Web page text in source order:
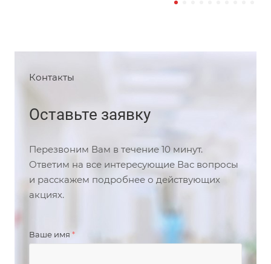
Контакты
Оставьте заявку
Перезвоним Вам в течение 10 минут.
Ответим на все интересующие Вас вопросы
и расскажем подробнее о действующих
акциях.
Ваше имя *